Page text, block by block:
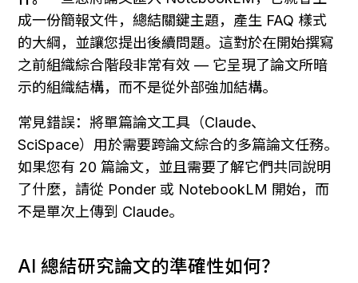
成一份簡報文件，總結關鍵主題，產生 FAQ 樣式
的大綱，並讓您提出後續問題。這對於在開始撰寫
之前組織綜合階段非常有效 — 它呈現了論文所暗
示的組織結構，而不是從外部強加結構。
常見錯誤：將單篇論文工具（Claude、
SciSpace）用於需要跨論文綜合的多篇論文任務。
如果您有 20 篇論文，並且需要了解它們共同說明
了什麼，請從 Ponder 或 NotebookLM 開始，而
不是單次上傳到 Claude。
AI 總結研究論文的準確性如何？